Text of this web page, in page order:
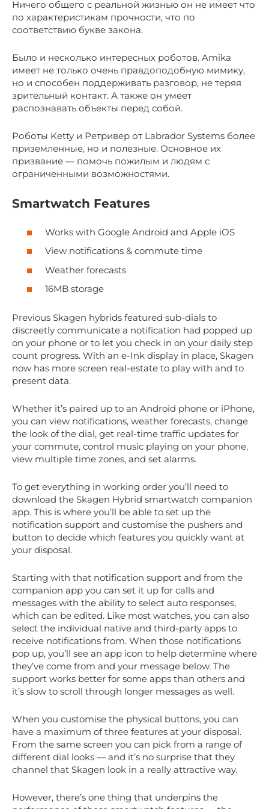
Ничего общего с реальной жизнью он не имеет что
по характеристикам прочности, что по
соответствию букве закона.
Было и несколько интересных роботов. Amika
имеет не только очень правдоподобную мимику,
но и способен поддерживать разговор, не теряя
зрительный контакт. А также он умеет
распознавать объекты перед собой.
Роботы Ketty и Ретривер от Labrador Systems более
приземленные, но и полезные. Основное их
призвание — помочь пожилым и людям с
ограниченными возможностями.
Smartwatch Features
Works with Google Android and Apple iOS
View notifications & commute time
Weather forecasts
16MB storage
Previous Skagen hybrids featured sub-dials to
discreetly communicate a notification had popped up
on your phone or to let you check in on your daily step
count progress. With an e-Ink display in place, Skagen
now has more screen real-estate to play with and to
present data.
Whether it’s paired up to an Android phone or iPhone,
you can view notifications, weather forecasts, change
the look of the dial, get real-time traffic updates for
your commute, control music playing on your phone,
view multiple time zones, and set alarms.
To get everything in working order you’ll need to
download the Skagen Hybrid smartwatch companion
app. This is where you’ll be able to set up the
notification support and customise the pushers and
button to decide which features you quickly want at
your disposal.
Starting with that notification support and from the
companion app you can set it up for calls and
messages with the ability to select auto responses,
which can be edited. Like most watches, you can also
select the individual native and third-party apps to
receive notifications from. When those notifications
pop up, you’ll see an app icon to help determine where
they’ve come from and your message below. The
support works better for some apps than others and
it’s slow to scroll through longer messages as well.
When you customise the physical buttons, you can
have a maximum of three features at your disposal.
From the same screen you can pick from a range of
different dial looks — and it’s no surprise that they
channel that Skagen look in a really attractive way.
However, there’s one thing that underpins the